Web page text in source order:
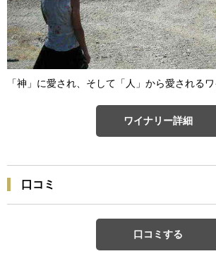
「神」に愛され、そして「人」から愛される
ワイナリー詳細
口コミ
口コミする